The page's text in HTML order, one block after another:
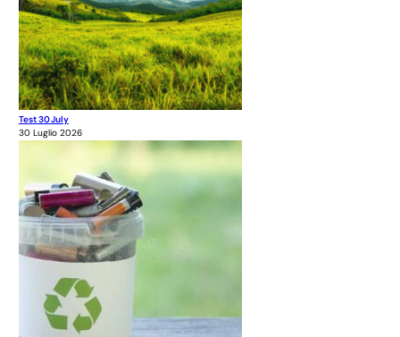
Test 30July
30 Luglio 2026